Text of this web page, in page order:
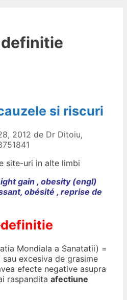
si riscuri
2012 de Dr Ditoiu,
site-uri in alte limbi
gain , obesity (engl)
obésité , reprise de
definitie
Mondiala a Sanatatii) =
excesiva de grasime
efecte negative asupra
raspandita afectiune